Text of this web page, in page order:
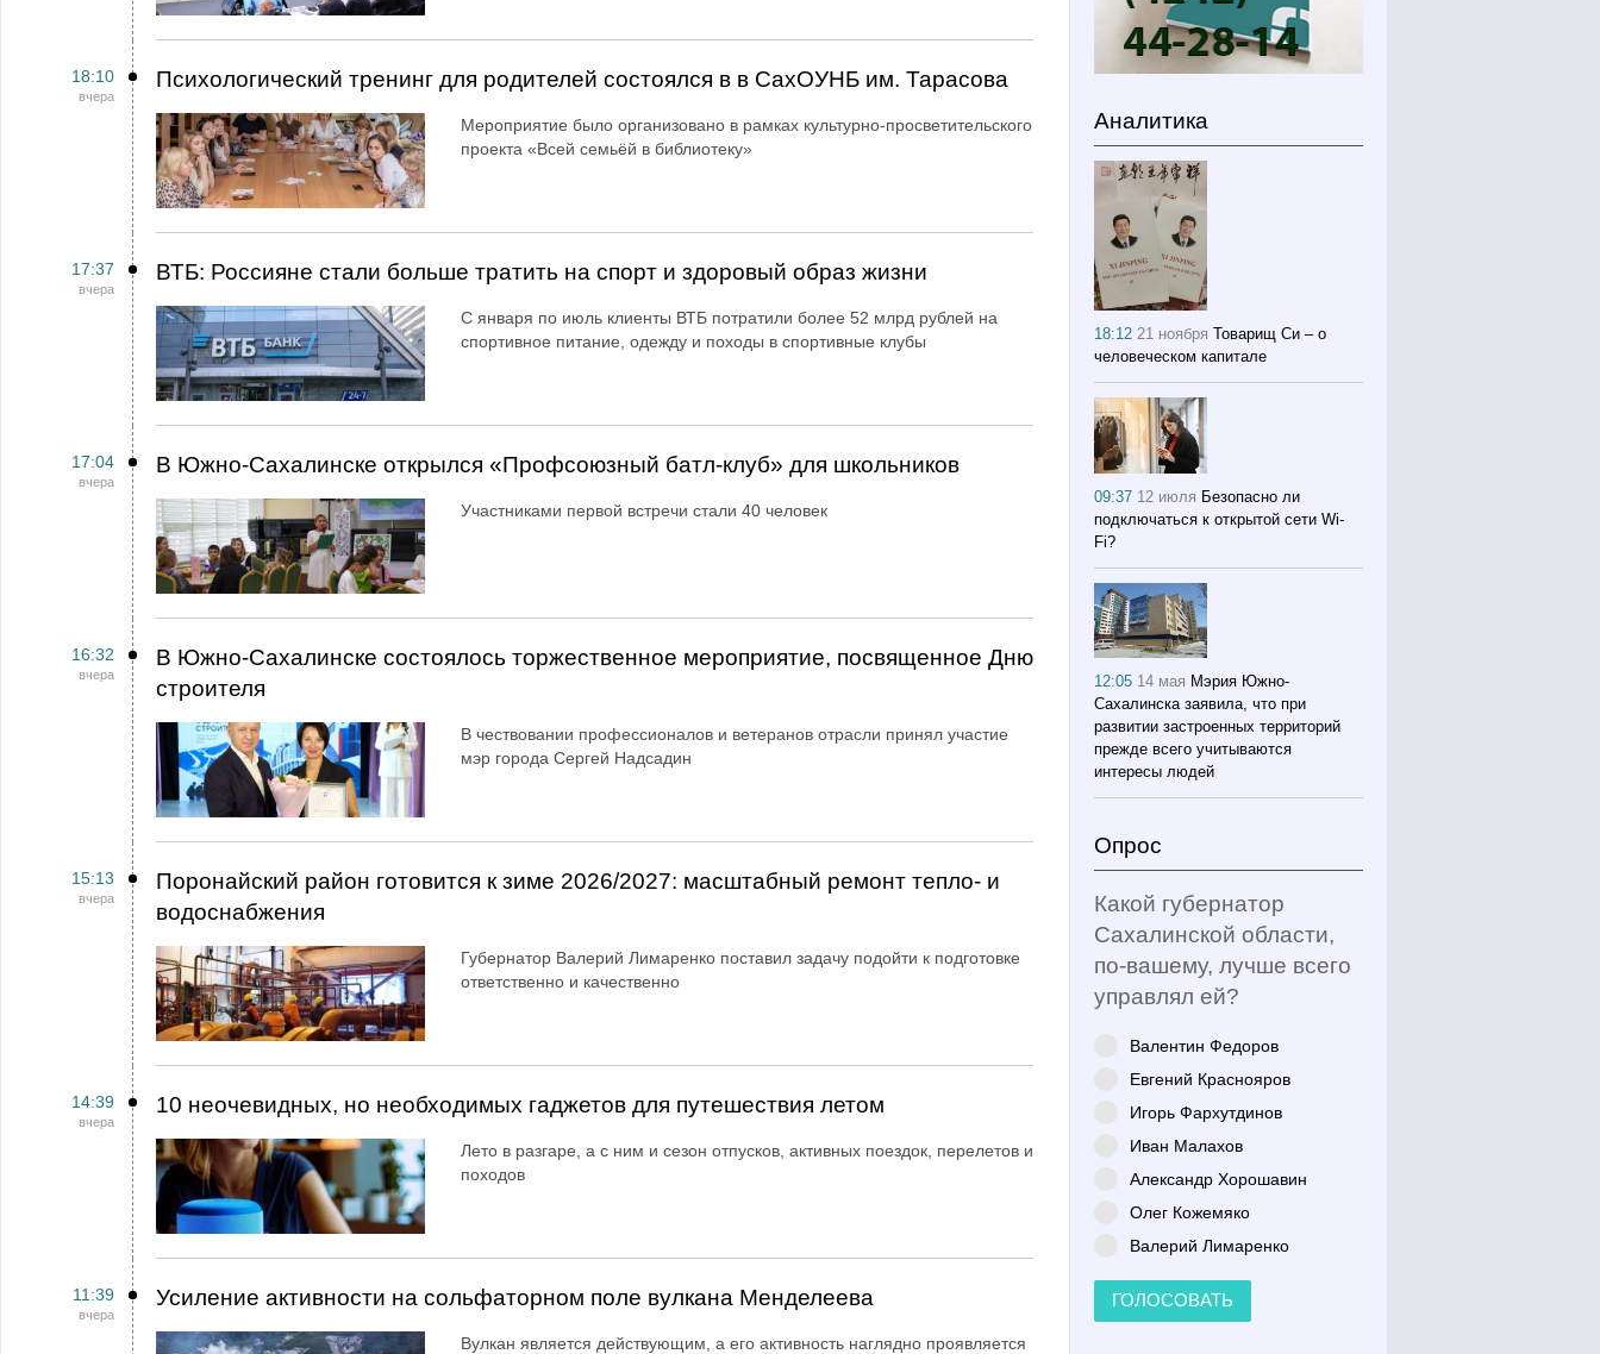
18:10
вчера
Психологический тренинг для родителей состоялся в в СахОУНБ им. Тарасова
Мероприятие было организовано в рамках культурно-просветительского
проекта «Всей семьёй в библиотеку»
17:37
вчера
ВТБ: Россияне стали больше тратить на спорт и здоровый образ жизни
С января по июль клиенты ВТБ потратили более 52 млрд рублей на
спортивное питание, одежду и походы в спортивные клубы
17:04
вчера
В Южно-Сахалинске открылся «Профсоюзный батл-клуб» для школьников
Участниками первой встречи стали 40 человек
16:32
вчера
В Южно-Сахалинске состоялось торжественное мероприятие, посвященное Дню
строителя
В чествовании профессионалов и ветеранов отрасли принял участие
мэр города Сергей Надсадин
15:13
вчера
Поронайский район готовится к зиме 2026/2027: масштабный ремонт тепло- и
водоснабжения
Губернатор Валерий Лимаренко поставил задачу подойти к подготовке
ответственно и качественно
14:39
вчера
10 неочевидных, но необходимых гаджетов для путешествия летом
Лето в разгаре, а с ним и сезон отпусков, активных поездок, перелетов и
походов
11:39
вчера
Усиление активности на сольфаторном поле вулкана Менделеева
Вулкан является действующим, а его активность наглядно проявляется
Аналитика
18:1221 ноября Товарищ Си – о
человеческом капитале
09:37 12 июля Безопасно ли
подключаться к открытой сети Wi-
Fi?
12:05 14 мая Мэрия Южно-
Сахалинска заявила, что при
развитии застроенных территорий
прежде всего учитываются
интересы людей
Опрос
Какой губернатор
Сахалинской области,
по-вашему, лучше всего
управлял ей?
Валентин Федоров
Евгений Краснояров
Игорь Фархутдинов
Иван Малахов
Александр Хорошавин
Олег Кожемяко
Валерий Лимаренко
ГОЛОСОВАТЬ